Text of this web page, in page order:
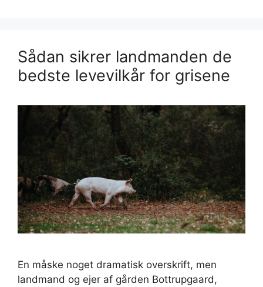
Sådan sikrer landmanden de
bedste levevilkår for grisene
En måske noget dramatisk overskrift, men
landmand og ejer af gården Bottrupgaard,